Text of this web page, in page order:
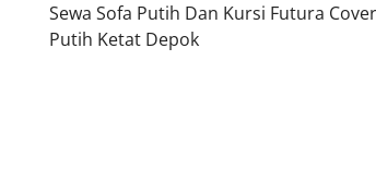
Sewa Sofa Putih Dan Kursi Futura Cover
Putih Ketat Depok